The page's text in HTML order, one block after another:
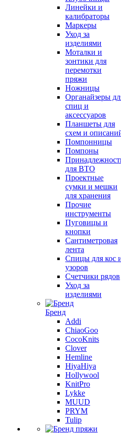
Линейки и
калибраторы
Маркеры
Уход за
изделиями
Моталки и
зонтики для
перемотки
пряжи
Ножницы
Органайзеры
спиц и
аксессуаров
Планшеты для
схем и
Помпонницы
Помпоны
для ВТО
Проектные
сумки и мешки
для хранения
Прочие
инструменты
Пуговицы и
кнопки
Сантиметровая
лента
Спицы для кос
узоров
Счетчики рядов
Уход за
изделиями
Бренд
Addi
ChiaoGoo
CocoKnits
Clover
Hemline
HiyaHiya
Hollywool
KnitPro
Lykke
MUUD
PRYM
Tulip